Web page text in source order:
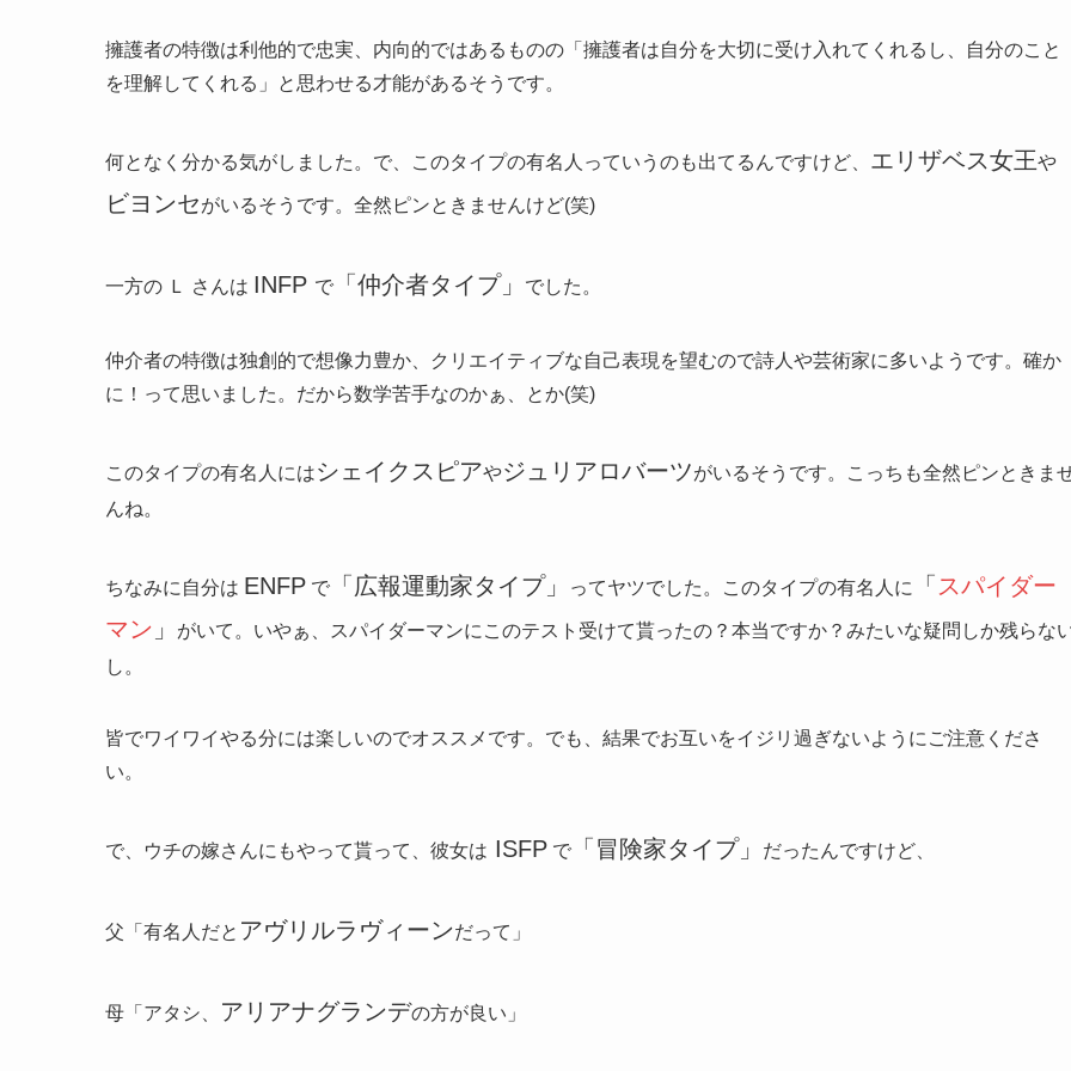
擁護者の特徴は利他的で忠実、内向的ではあるものの「擁護者は自分を大切に受け入れてくれるし、自分のこと
を理解してくれる」と思わせる才能があるそうです。
何となく分かる気がしました。で、このタイプの有名人っていうのも出てるんですけど、 エリザベス女王や
ビヨンセがいるそうです。全然ピンときませんけど(笑)
一方の Ｌ さんは INFP で 「仲介者タイプ」 でした。
仲介者の特徴は独創的で想像力豊か、クリエイティブな自己表現を望むので詩人や芸術家に多いようです。確か
に！って思いました。だから数学苦手なのかぁ、とか(笑)
このタイプの有名人にはシェイクスピアやジュリアロバーツがいるそうです。こっちも全然ピンときま
んね。
ちなみに自分は ENFP で 「広報運動家タイプ」 ってヤツでした。このタイプの有名人に 「 スパイダー
マン 」
がいて。いやぁ、スパイダーマンにこのテスト受けて貰ったの？本当ですか？みたいな疑問しか残らな
し。
皆でワイワイやる分には楽しいのでオススメです。でも、結果でお互いをイジリ過ぎないようにご注意くださ
い。
で、ウチの嫁さんにもやって貰って、彼女は ISFP で 「冒険家タイプ」 だったんですけど、
父「有名人だと アヴリルラヴィーンだって」
母「アタシ、 アリアナグランデの方が良い」